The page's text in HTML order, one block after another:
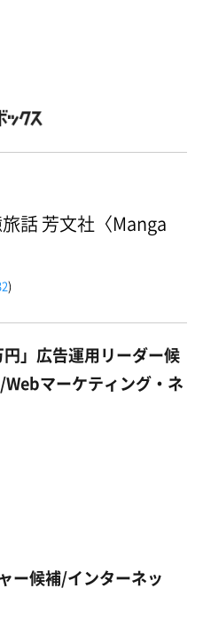
話 芳文社〈Manga
)
」広告運用リーダー候
マーケティング・ネ
ー候補/インターネッ